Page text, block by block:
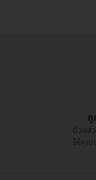
ถู
ด้วยส่
ให้คุณ